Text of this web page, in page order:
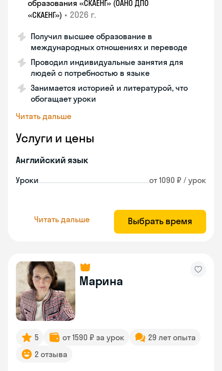
образования «СКАЕНГ» (ОАНО ДПО
«СКАЕНГ») • 2026 г.
Получил высшее образование в
международных отношениях и переводе
Проводил индивидуальные занятия для
людей с потребностью в языке
Занимается историей и литературой, что
обогащает уроки
Читать дальше
Услуги и цены
Английский язык
Уроки от 1090 ₽ / урок
Читать дальше Выбрать время
Марина
5 от 1590 ₽ за урок
29 лет опыта
2 отзыва